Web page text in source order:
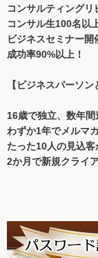
コンサルティングリ
コンサル生100名以
ビジネスセミナー開
成功率90%以上！
【ビジネスパーソン
16歳で独立、数年間
わずか1年でメルマ
たった10人の見込客
2か月で新規クライ